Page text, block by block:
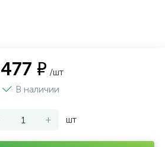
477 ₽ /шт
В наличии
+ шт